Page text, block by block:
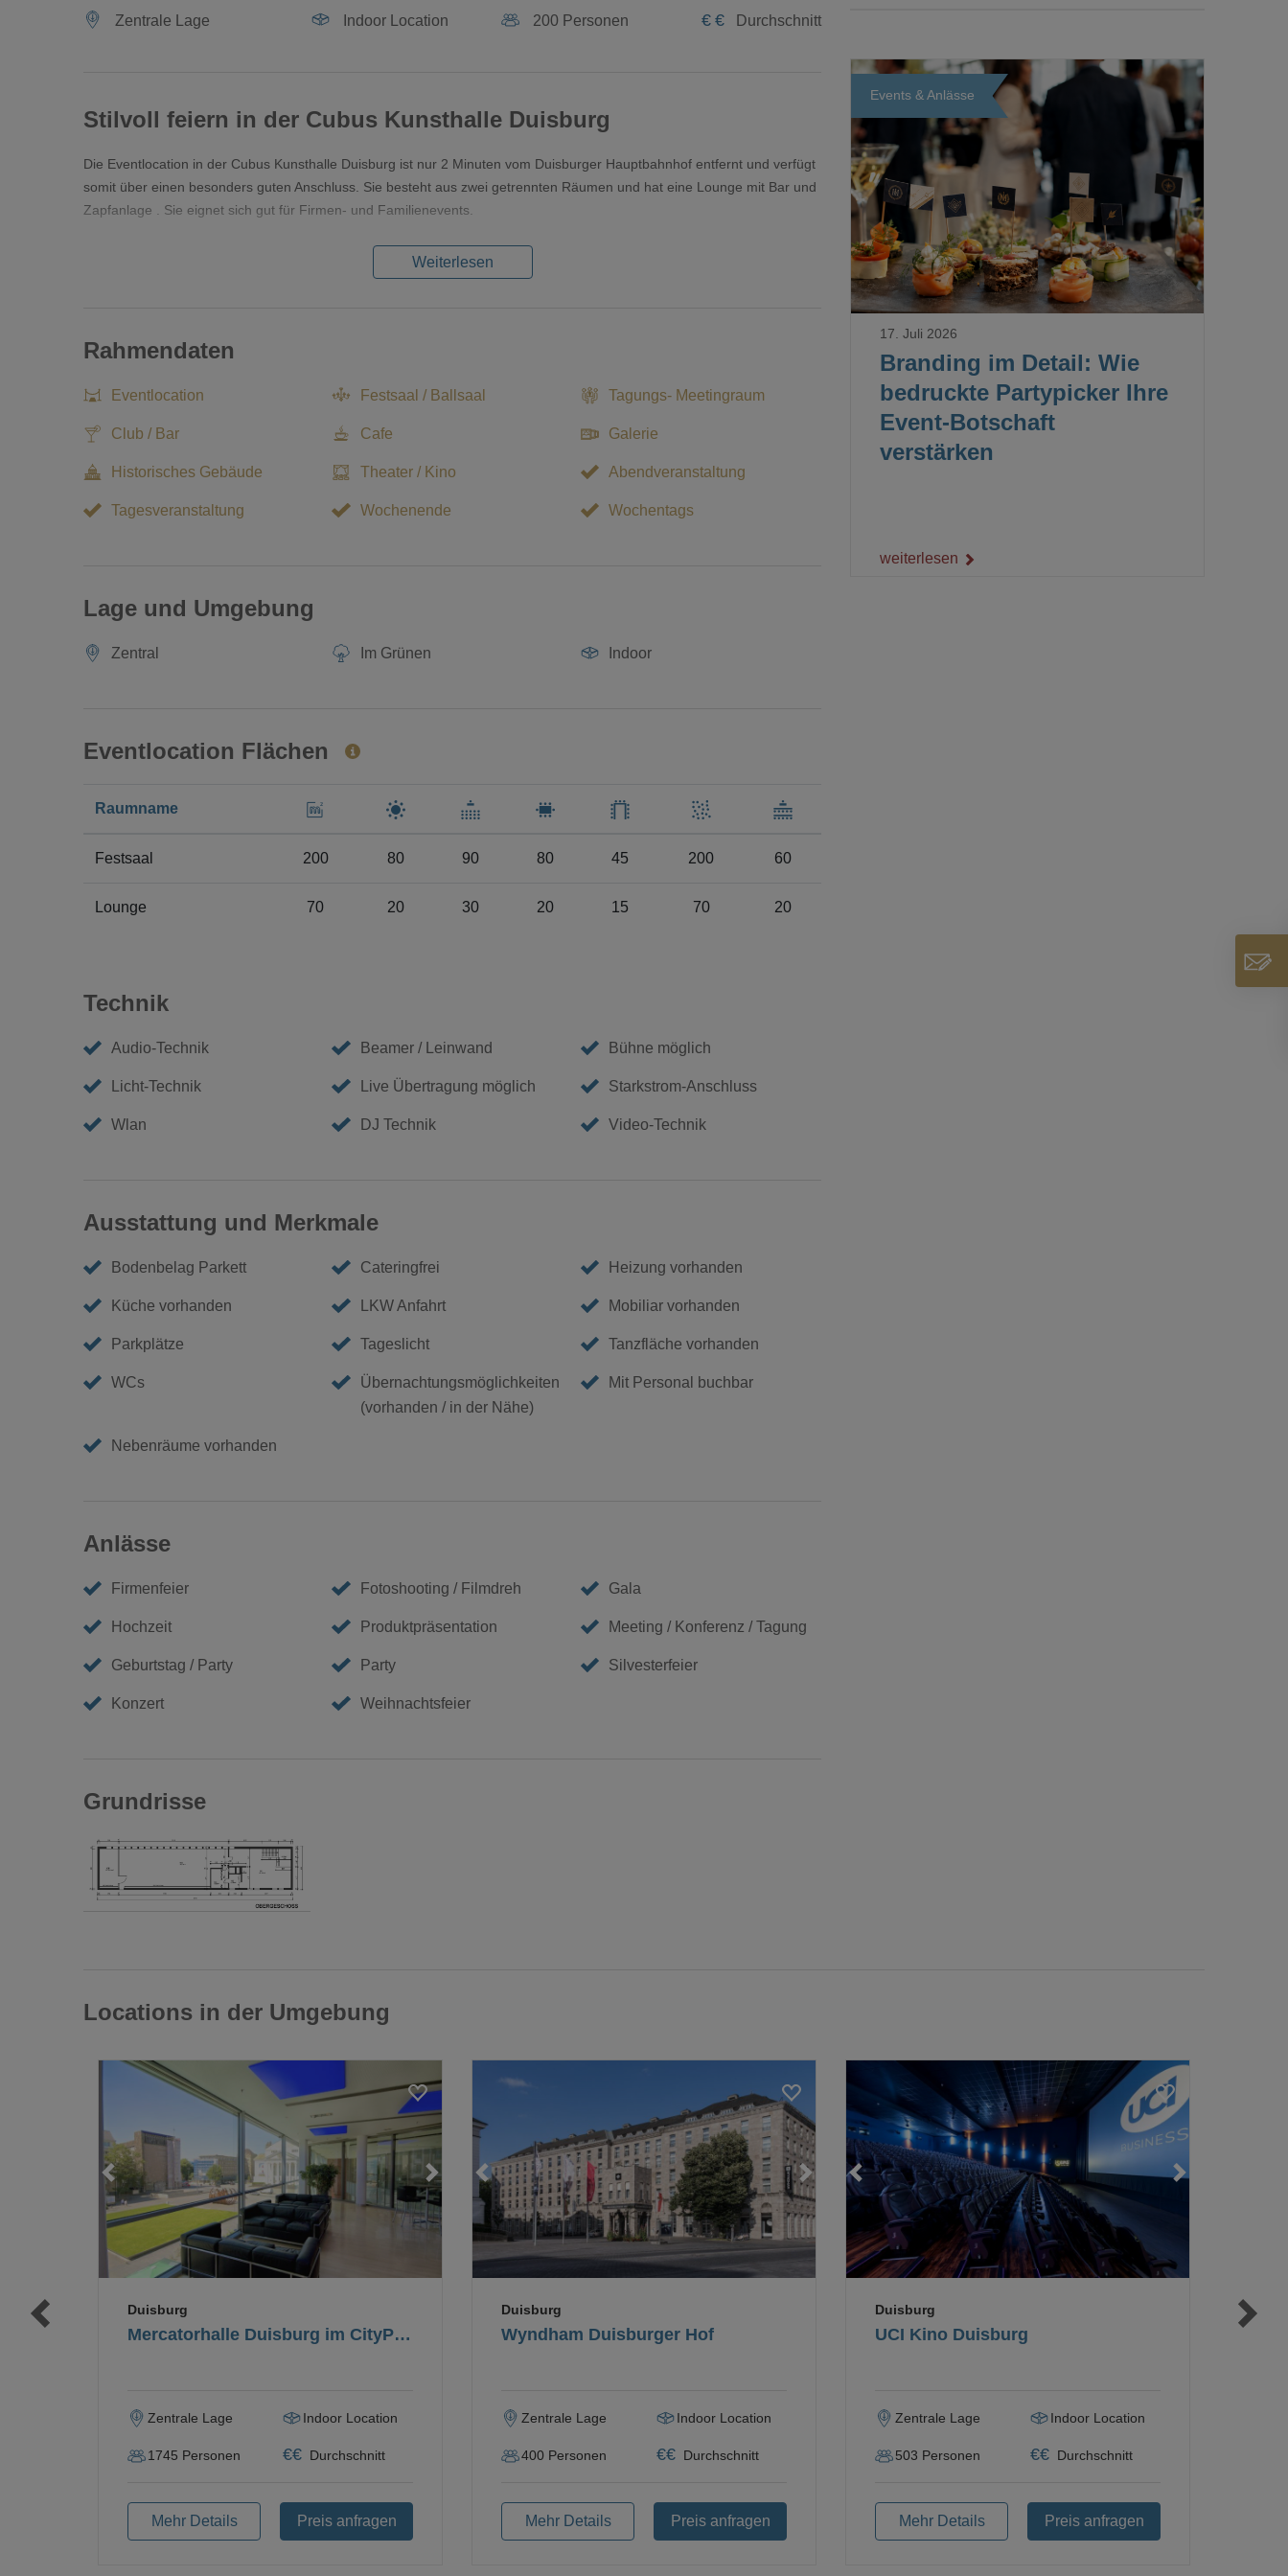
Zentrale Lage Indoor Location 200 Personen € € Durchschnitt
Stilvoll feiern in der Cubus Kunsthalle Duisburg
Die Eventlocation in der Cubus Kunsthalle Duisburg ist nur 2 Minuten vom Duisburger Hauptbahnhof entfernt und verfügt
somit über einen besonders guten Anschluss. Sie besteht aus zwei getrennten Räumen und hat eine Lounge mit Bar und
Zapfanlage . Sie eignet sich gut für Firmen- und Familienevents.
Weiterlesen
Rahmendaten
Eventlocation Festsaal / Ballsaal Tagungs- Meetingraum
Club / Bar Cafe Galerie
Historisches Gebäude Theater / Kino Abendveranstaltung
Tagesveranstaltung Wochenende Wochentags
Lage und Umgebung
Zentral Im Grünen Indoor
Eventlocation Flächen
Raumname
Festsaal 200 80 90 80 45 200 60
Lounge 70 20 30 20 15 70 20
Technik
Audio-Technik Beamer / Leinwand Bühne möglich
Licht-Technik Live Übertragung möglich Starkstrom-Anschluss
Wlan DJ Technik Video-Technik
Ausstattung und Merkmale
Bodenbelag Parkett Cateringfrei Heizung vorhanden
Küche vorhanden LKW Anfahrt Mobiliar vorhanden
Parkplätze Tageslicht Tanzfläche vorhanden
WCs
Übernachtungsmöglichkeiten
(vorhanden / in der Nähe)
Mit Personal buchbar
Nebenräume vorhanden
Anlässe
Firmenfeier Fotoshooting / Filmdreh Gala
Hochzeit Produktpräsentation Meeting / Konferenz / Tagung
Geburtstag / Party Party Silvesterfeier
Konzert Weihnachtsfeier
Grundrisse
Events & Anlässe
Loading...
Branding im Detail: Wie
bedruckte Partypicker Ihre
Event-Botschaft
verstärken
17. Juli 2026
weiterlesen
Locations in der Umgebung
Loading... Loading... Loading...
Mercatorhalle Duisburg im CityPalais
Duisburg
Zentrale Lage Indoor Location
1745 Personen €€ Durchschnitt
Mehr Details Preis anfragen
Loading... Loading... Loading...
Wyndham Duisburger Hof
Duisburg
Zentrale Lage Indoor Location
400 Personen €€ Durchschnitt
Mehr Details Preis anfragen
Loading... Loading...
UCI Kino Duisburg
Duisburg
Zentrale Lage Indoor Location
503 Personen €€ Durchschnitt
Mehr Details Preis anfragen